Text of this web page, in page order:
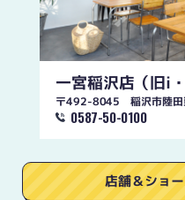
一宮稲沢店 （旧i
〒492-8045 稲沢市陸
0587-50-0100
店舗＆ショ